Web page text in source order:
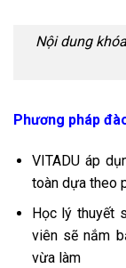
Nội dung
Phương pháp
VITADU áp
toàn dựa theo
Học lý thuyết
viên sẽ nắm
vừa làm